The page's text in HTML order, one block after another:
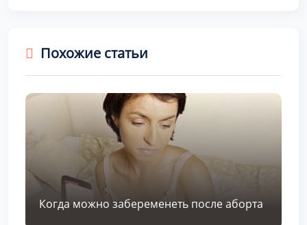
Похожие статьи
Когда можно забеременеть после аборта